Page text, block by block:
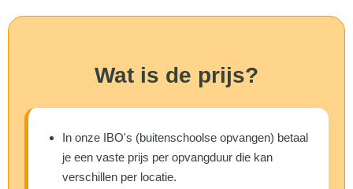
Wat is de prijs?
In onze IBO's (buitenschoolse opvangen) betaal
je een vaste prijs per opvangduur die kan
verschillen per locatie.